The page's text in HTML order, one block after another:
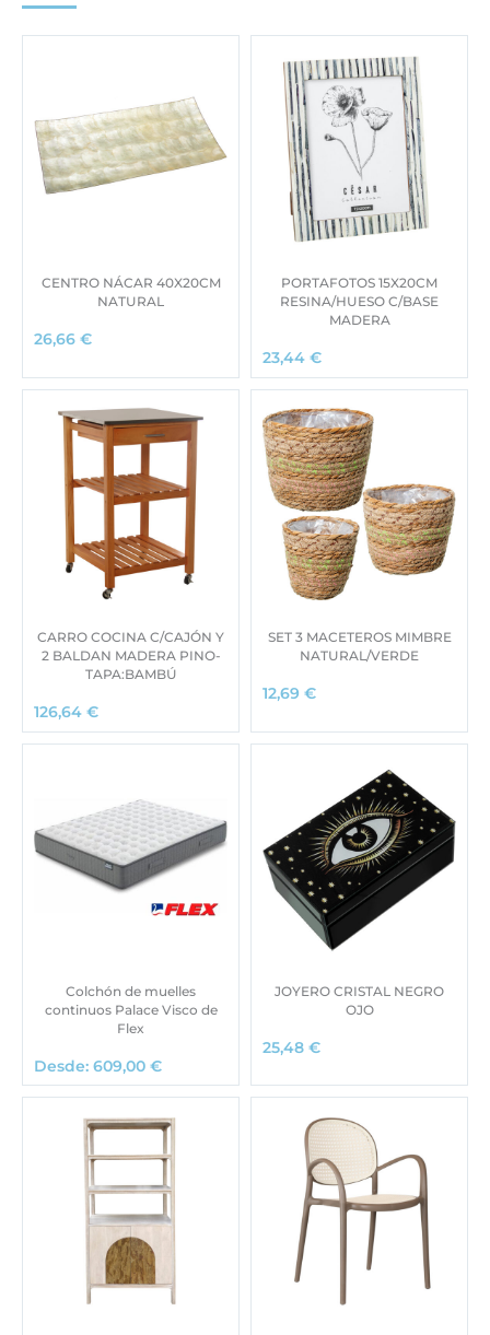
CENTRO NÁCAR 40X20CM
NATURAL
26,66 €
PORTAFOTOS 15X20CM
RESINA/HUESO C/BASE
MADERA
23,44 €
CARRO COCINA C/CAJÓN Y
2 BALDAN MADERA PINO-
TAPA:BAMBÚ
126,64 €
SET 3 MACETEROS MIMBRE
NATURAL/VERDE
12,69 €
Colchón de muelles
continuos Palace Visco de
Flex
Desde: 609,00 €
JOYERO CRISTAL NEGRO
OJO
25,48 €